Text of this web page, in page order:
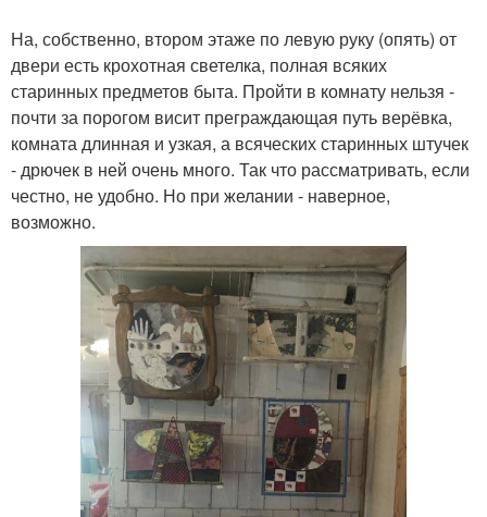
На, собственно, втором этаже по левую руку (опять) от
двери есть крохотная светелка, полная всяких
старинных предметов быта. Пройти в комнату нельзя -
почти за порогом висит преграждающая путь верёвка,
комната длинная и узкая, а всяческих старинных штучек
- дрючек в ней очень много. Так что рассматривать, если
честно, не удобно. Но при желании - наверное,
возможно.